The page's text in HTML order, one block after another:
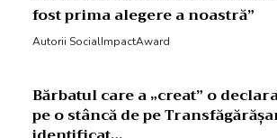
fost prima alegere a noastră”
Autorii SocialImpactAward
Bărbatul care a „creat” o
pe o stâncă de pe